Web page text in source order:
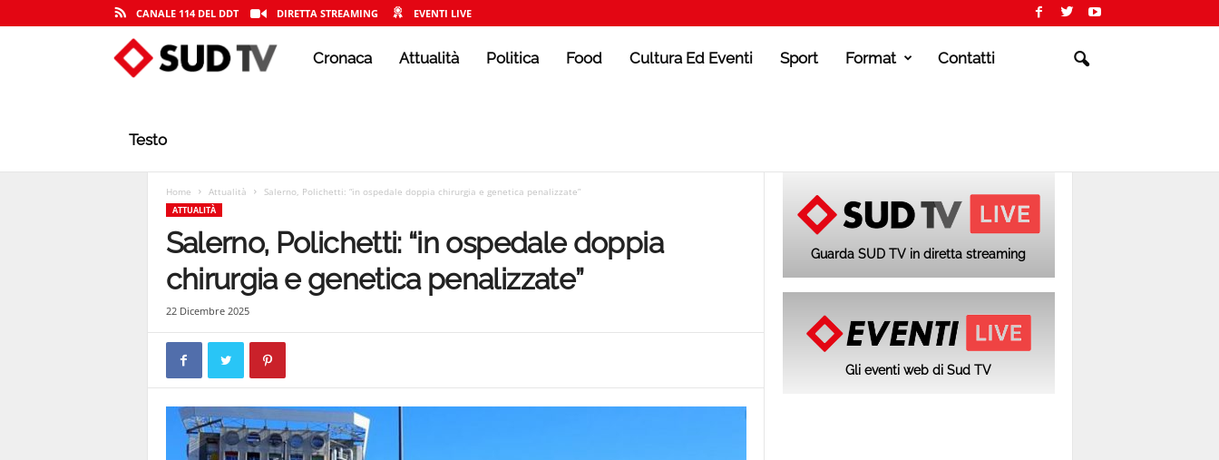
CANALE 114 DEL DDT DIRETTA STREAMING EVENTI LIVE
T
1
Cronaca Attualità Politica Food Cultura Ed Eventi Sport Format Contatti
Testo
Home Attualità Salerno, Polichetti: “in ospedale doppia chirurgia e genetica penalizzate”
ATTUALITÀ
Salerno, Polichetti: “in ospedale doppia
chirurgia e genetica penalizzate”
22 Dicembre 2025
Guarda SUD TV in diretta streaming
Gli eventi web di Sud TV